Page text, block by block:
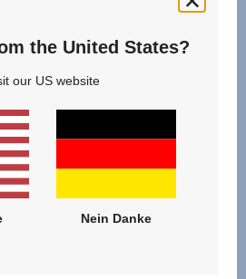
the United States?
our US website
Nein Danke